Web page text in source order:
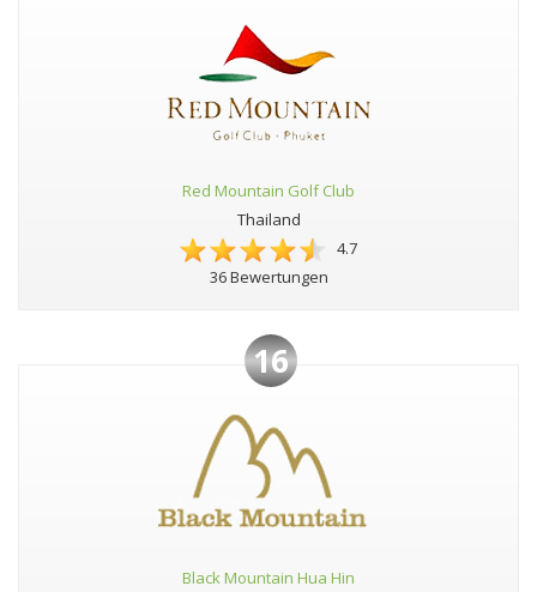
Red Mountain Golf Club
Thailand
4.7
36 Bewertungen
16
Black Mountain Hua Hin